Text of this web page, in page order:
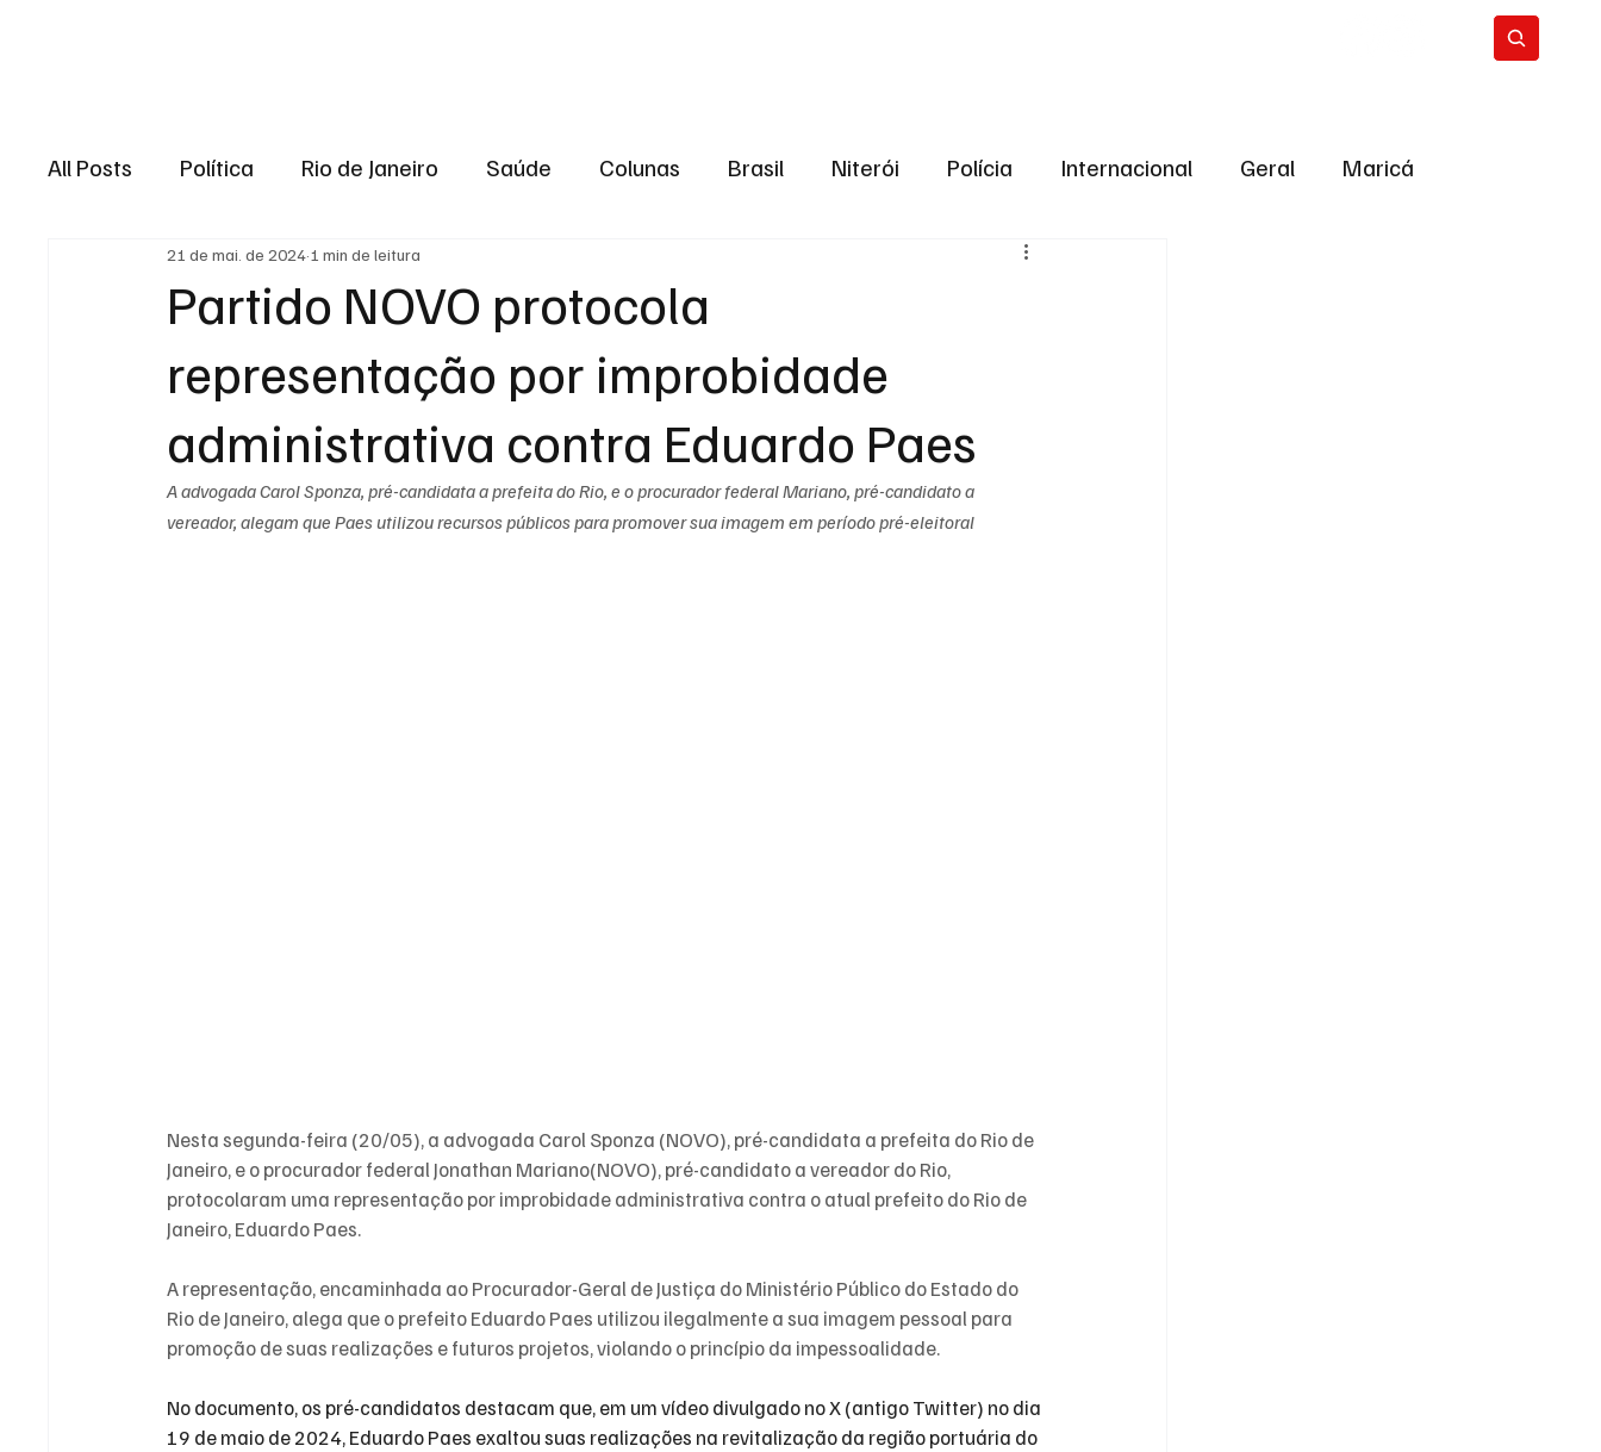
All Posts Política Rio de Janeiro Saúde Colunas Brasil Niterói Polícia Internacional Geral Maricá
Região dos lagos Baixada Fluminense Região Metropolitana
Niterói Zona Oeste Região serrana Economia Zona Norte
Entretenimento Serviço Eleições 2024 Norte Fluminense Informação
Partido NOVO protocola
representação por improbidade
administrativa contra Eduardo Paes
21 de mai. de 2024 1 min de leitura
A advogada Carol Sponza, pré-candidata a prefeita do Rio, e o procurador federal Mariano, pré-candidato a
vereador, alegam que Paes utilizou recursos públicos para promover sua imagem em período pré-eleitoral
Nesta segunda-feira (20/05), a advogada Carol Sponza (NOVO), pré-candidata a prefeita do Rio de
Janeiro, e o procurador federal Jonathan Mariano(NOVO), pré-candidato a vereador do Rio,
protocolaram uma representação por improbidade administrativa contra o atual prefeito do Rio de
Janeiro, Eduardo Paes.
A representação, encaminhada ao Procurador-Geral de Justiça do Ministério Público do Estado do
Rio de Janeiro, alega que o prefeito Eduardo Paes utilizou ilegalmente a sua imagem pessoal para
promoção de suas realizações e futuros projetos, violando o princípio da impessoalidade.
No documento, os pré-candidatos destacam que, em um vídeo divulgado no X (antigo Twitter) no dia
19 de maio de 2024, Eduardo Paes exaltou suas realizações na revitalização da região portuária do